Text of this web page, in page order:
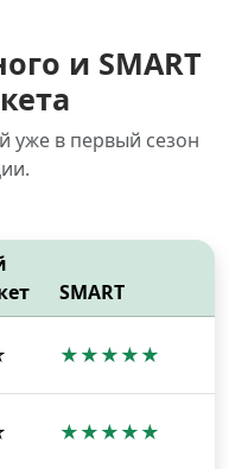
и SMART
уже в первый сезон
SMART
★★★★★
★★★★★